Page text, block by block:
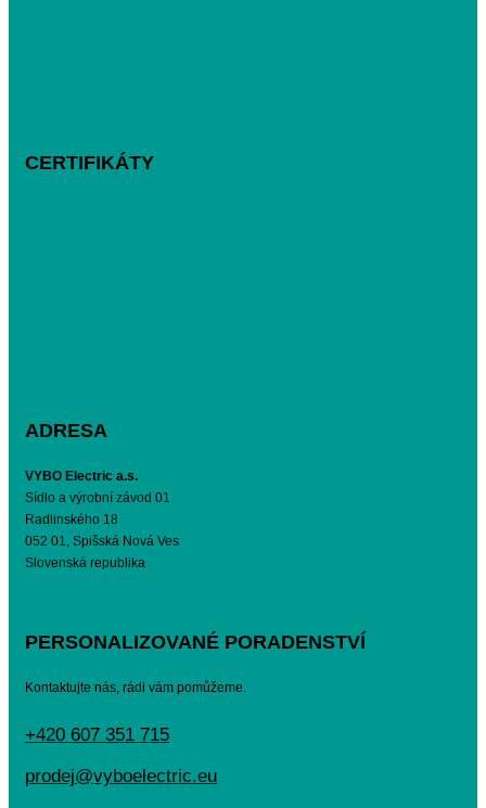
CERTIFIKÁTY
ADRESA
VYBO Electric a.s.
Sídlo a výrobní závod 01
Radlinského 18
052 01, Spišská Nová Ves
Slovenská republika
PERSONALIZOVANÉ PORADENSTVÍ
Kontaktujte nás, rádi vám pomůžeme.
+420 607 351 715
prodej@vyboelectric.eu